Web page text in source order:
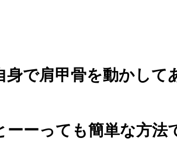
身で肩甲骨を動かして
ーっても簡単な方法